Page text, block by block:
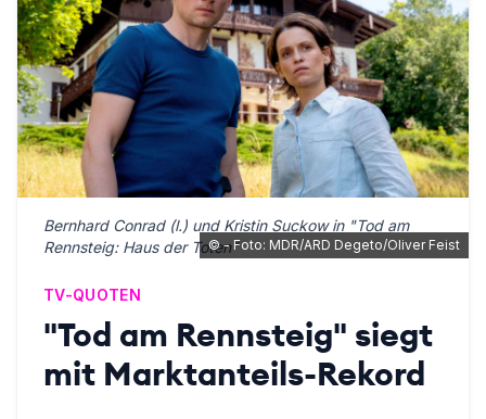
©- Foto: MDR/ARD Degeto/Oliver Feist
Bernhard Conrad (l.) und Kristin Suckow in "Tod am
Rennsteig: Haus der Toten"
TV-QUOTEN
"Tod am Rennsteig" siegt
mit Marktanteils-Rekord